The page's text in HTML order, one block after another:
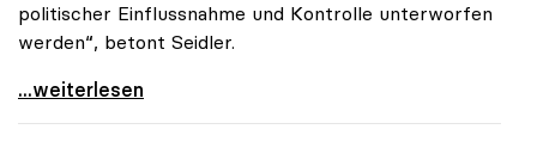
politischer Einflussnahme und Kontrolle unterworfen
werden“, betont Seidler.
Gegen Angriffe auf Wissenschaft: uniko richtet vor
...weiterlesen